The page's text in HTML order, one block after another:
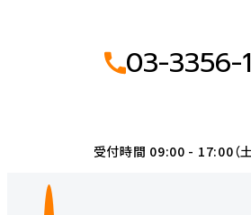
03-3356-
受付時間 09:00 - 17:00（土